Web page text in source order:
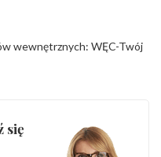
wewnętrznych: WĘC-Twój
się